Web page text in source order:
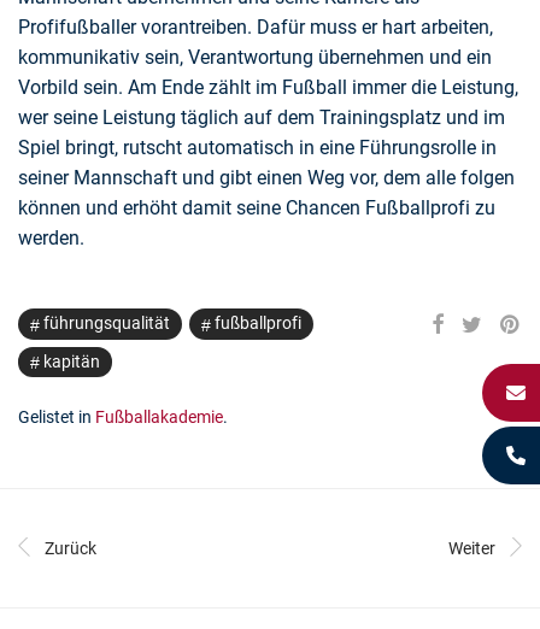
Profifußballer vorantreiben. Dafür muss er hart arbeiten,
kommunikativ sein, Verantwortung übernehmen und ein
Vorbild sein. Am Ende zählt im Fußball immer die Leistung,
wer seine Leistung täglich auf dem Trainingsplatz und im
Spiel bringt, rutscht automatisch in eine Führungsrolle in
seiner Mannschaft und gibt einen Weg vor, dem alle folgen
können und erhöht damit seine Chancen Fußballprofi zu
werden.
führungsqualität
fußballprofi
kapitän
Gelistet in Fußballakademie.
Zurück Weiter